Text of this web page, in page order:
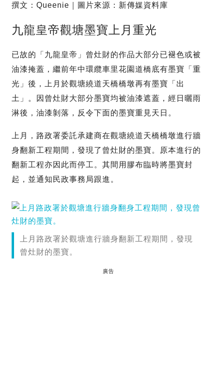
撰文：Queenie｜圖片來源：新傳媒資料庫
九龍皇帝觀塘墨寶上月重光
已故的「九龍皇帝」曾灶財的作品大部分已褪色或被
油漆掩蓋，繼前年中環纜車里花園道橋底有墨寶「重
光」後，上月於觀塘繞道天橋橋墩再有墨寶「出
土」。因曾灶財大部分墨寶均被油漆遮蓋，經日曬雨
淋後，油漆剝落，反令下面的墨寶重見天日。
上月，路政署委託承建商在觀塘繞道天橋橋墩進行牆
身翻新工程期間，發現了曾灶財的墨寶。原本進行的
翻新工程亦因此而停工。其間用膠布臨時將墨寶封
起，並通知民政事務局跟進。
上月路政署於觀塘進行牆身翻新工程期間，發現
曾灶財的墨寶。
廣告